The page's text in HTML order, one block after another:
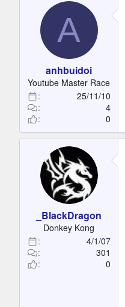
A
anhbuidoi
Youtube Master Race
25/11/10
4
0
_BlackDragon
Donkey Kong
4/1/07
301
0